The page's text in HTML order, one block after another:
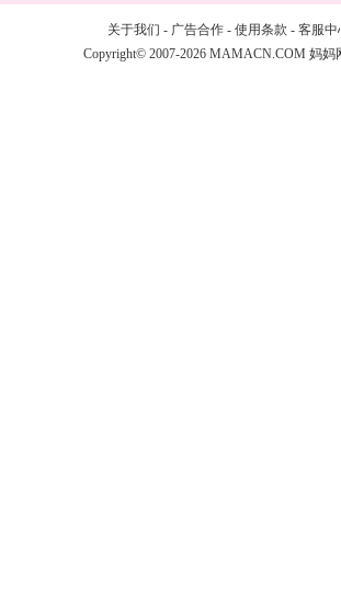
关于我们 - 广告合作 - 使用条款 - 客服中
Copyright© 2007-2026 MAMACN.COM 妈妈